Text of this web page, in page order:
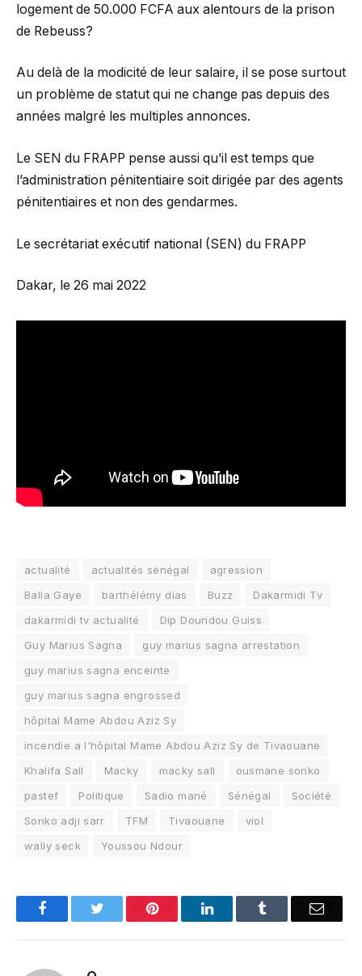
logement de 50.000 FCFA aux alentours de la prison
de Rebeuss?
Au delà de la modicité de leur salaire, il se pose surtout
un problème de statut qui ne change pas depuis des
années malgré les multiples annonces.
Le SEN du FRAPP pense aussi qu’il est temps que
l’administration pénitentiaire soit dirigée par des agents
pénitentiaires et non des gendarmes.
Le secrétariat exécutif national (SEN) du FRAPP
Dakar, le 26 mai 2022
actualité actualités sénégal
agression
Balla Gaye
barthélémy dias Buzz
Dakarmidi Tv
dakarmidi tv actualité
Dip Doundou Guiss
Guy Marius Sagna
guy marius sagna arrestation
guy marius sagna enceinte
guy marius sagna engrossed
hôpital Mame Abdou Aziz Sy
incendie a l'hôpital Mame Abdou Aziz Sy de Tivaouane
Khalifa Sall
Macky macky sall
ousmane sonko
pastef
Politique Sadio mané Sénégal
Société
Sonko adji sarr
TFM Tivaouane
viol
wally seck
Youssou Ndour
FacebookTwitter Pinterest LinkedInTumblr Email